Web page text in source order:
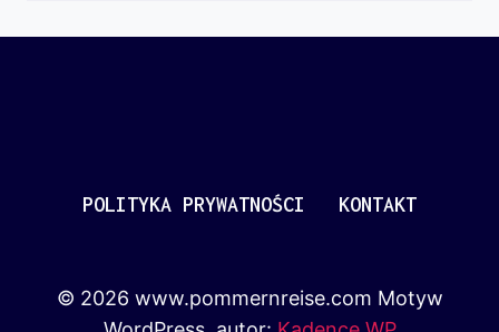
POLITYKA PRYWATNOŚCI KONTAKT
© 2026 www.pommernreise.com Motyw